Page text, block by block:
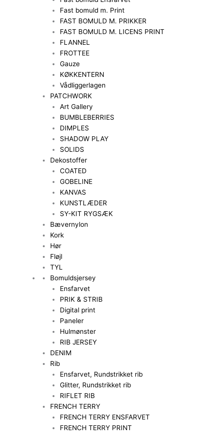
Fast bomuld m. Print
FAST BOMULD M. PRIKKER
FAST BOMULD M. LICENS PRINT
FLANNEL
FROTTEE
Gauze
KØKKENTERN
Vådliggerlagen
PATCHWORK
Art Gallery
BUMBLEBERRIES
DIMPLES
SHADOW PLAY
SOLIDS
Dekostoffer
COATED
GOBELINE
KANVAS
KUNSTLÆDER
SY-KIT RYGSÆK
Bævernylon
Kork
Hør
Fløjl
TYL
Bomuldsjersey
Ensfarvet
PRIK & STRIB
Digital print
Paneler
Hulmønster
RIB JERSEY
DENIM
Rib
Ensfarvet, Rundstrikket rib
Glitter, Rundstrikket rib
RIFLET RIB
FRENCH TERRY
FRENCH TERRY ENSFARVET
FRENCH TERRY PRINT